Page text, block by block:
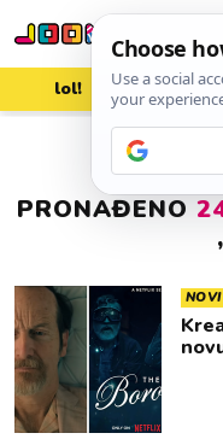
lol! aww
PRONAĐENO